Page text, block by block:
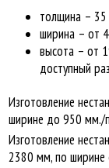
толщина –
ширина – от
высота – от
доступный
Изготовление
ширине до 950 мм./
Изготовление
2380 мм, по